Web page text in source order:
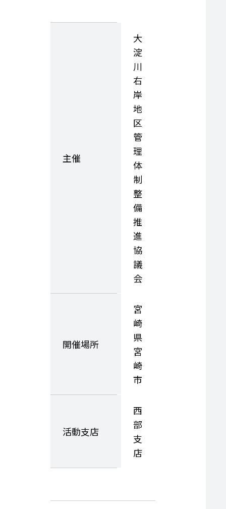
主催
大
淀
川
右
岸
地
区
管
理
体
制
整
備
推
進
協
議
会
開催場所
宮
崎
県
宮
崎
市
活動支店
西
部
支
店